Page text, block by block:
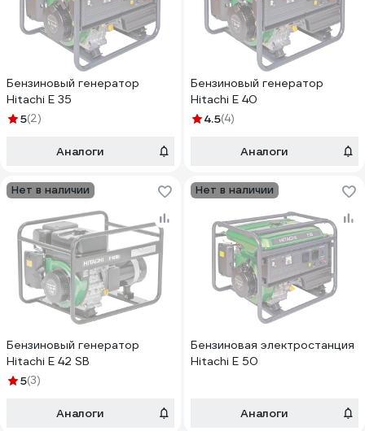
Бензиновый генератор
Hitachi E 35
5(2)
Аналоги
Бензиновый генератор
Hitachi E 40
4.5(4)
Аналоги
Нет в наличии
Бензиновый генератор
Hitachi E 42 SB
5(3)
Аналоги
Нет в наличии
Бензиновая электростанция
Hitachi E 50
Аналоги